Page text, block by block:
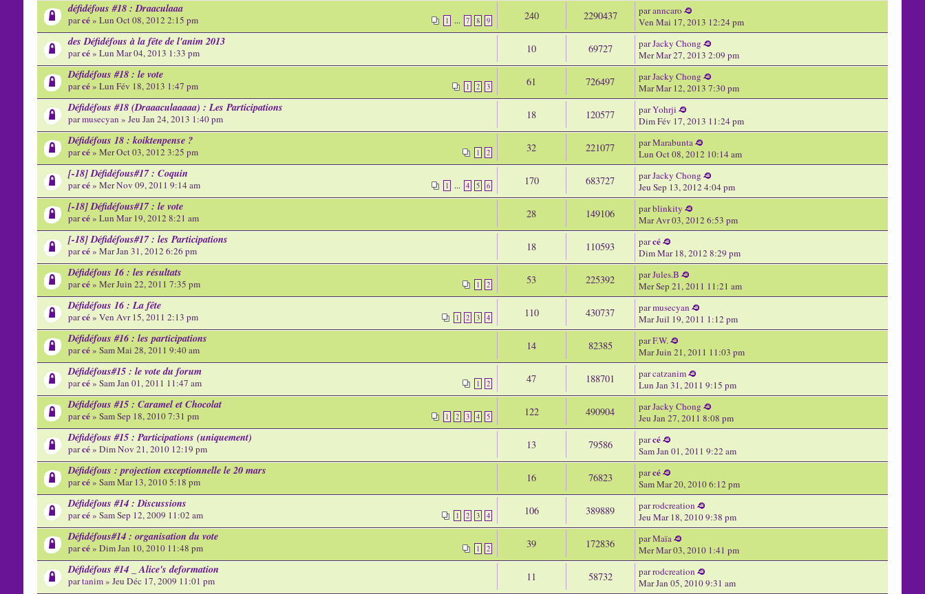
défidéfous #18 : Draaculaaa
1 ... 7 8 9
parcé» Lun Oct 08, 2012 2:15 pm 240 2290437 paranncaro
Ven Mai 17, 2013 12:24 pm
des Défidéfous à la fête de l'anim 2013
parcé» Lun Mar 04, 2013 1:33 pm 10 69727 parJacky Chong
Mer Mar 27, 2013 2:09 pm
Défidéfous #18 : le vote
1 2 3
parcé» Lun Fév 18, 2013 1:47 pm 61 726497 parJacky Chong
Mar Mar 12, 2013 7:30 pm
Défidéfous #18 (Draaaculaaaaa) : Les Participations
parmusecyan » Jeu Jan 24, 2013 1:40 pm 18 120577 parYohrji
Dim Fév 17, 2013 11:24 pm
Défidéfous 18 : koiktenpense ?
1 2
parcé» Mer Oct 03, 2012 3:25 pm 32 221077 parMarabunta
Lun Oct 08, 2012 10:14 am
[-18] Défidéfous#17 : Coquin
1 ... 4 5 6
parcé» Mer Nov 09, 2011 9:14 am 170 683727 parJacky Chong
Jeu Sep 13, 2012 4:04 pm
[-18] Défidéfous#17 : le vote
parcé» Lun Mar 19, 2012 8:21 am 28 149106 parblinkity
Mar Avr 03, 2012 6:53 pm
[-18] Défidéfous#17 : les Participations
parcé» Mar Jan 31, 2012 6:26 pm 18 110593 parcé
Dim Mar 18, 2012 8:29 pm
Défidéfous 16 : les résultats
1 2
parcé» Mer Juin 22, 2011 7:35 pm 53 225392 parJules.B
Mer Sep 21, 2011 11:21 am
Défidéfous 16 : La fête
1 2 3 4
parcé» Ven Avr 15, 2011 2:13 pm 110 430737 parmusecyan
Mar Juil 19, 2011 1:12 pm
Défidéfous #16 : les participations
parcé» Sam Mai 28, 2011 9:40 am 14 82385 parF.W.
Mar Juin 21, 2011 11:03 pm
Défidéfous#15 : le vote du forum
1 2
parcé» Sam Jan 01, 2011 11:47 am 47 188701 parcatzanim
Lun Jan 31, 2011 9:15 pm
Défidéfous #15 : Caramel et Chocolat
1 2 3 4 5
parcé» Sam Sep 18, 2010 7:31 pm 122 490904 parJacky Chong
Jeu Jan 27, 2011 8:08 pm
Défidéfous #15 : Participations (uniquement)
parcé» Dim Nov 21, 2010 12:19 pm 13 79586 parcé
Sam Jan 01, 2011 9:22 am
Défidéfous : projection exceptionnelle le 20 mars
parcé» Sam Mar 13, 2010 5:18 pm 16 76823 parcé
Sam Mar 20, 2010 6:12 pm
Défidéfous #14 : Discussions
1 2 3 4
parcé» Sam Sep 12, 2009 11:02 am 106 389889 parrodcreation
Jeu Mar 18, 2010 9:38 pm
Défidéfous#14 : organisation du vote
1 2
parcé» Dim Jan 10, 2010 11:48 pm 39 172836 parMaïa
Mer Mar 03, 2010 1:41 pm
Défidéfous #14 _ Alice's deformation
partanim» Jeu Déc 17, 2009 11:01 pm 11 58732 parrodcreation
Mar Jan 05, 2010 9:31 am